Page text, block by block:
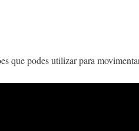
que podes utilizar para